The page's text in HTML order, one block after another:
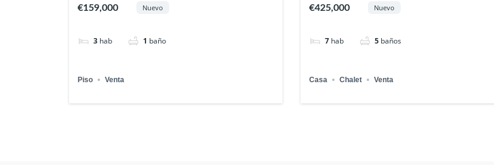
€159,000 Nuevo
3 hab 1 baño
Piso Venta
€425,000 Nuevo
7 hab 5 baños
Casa Chalet Venta